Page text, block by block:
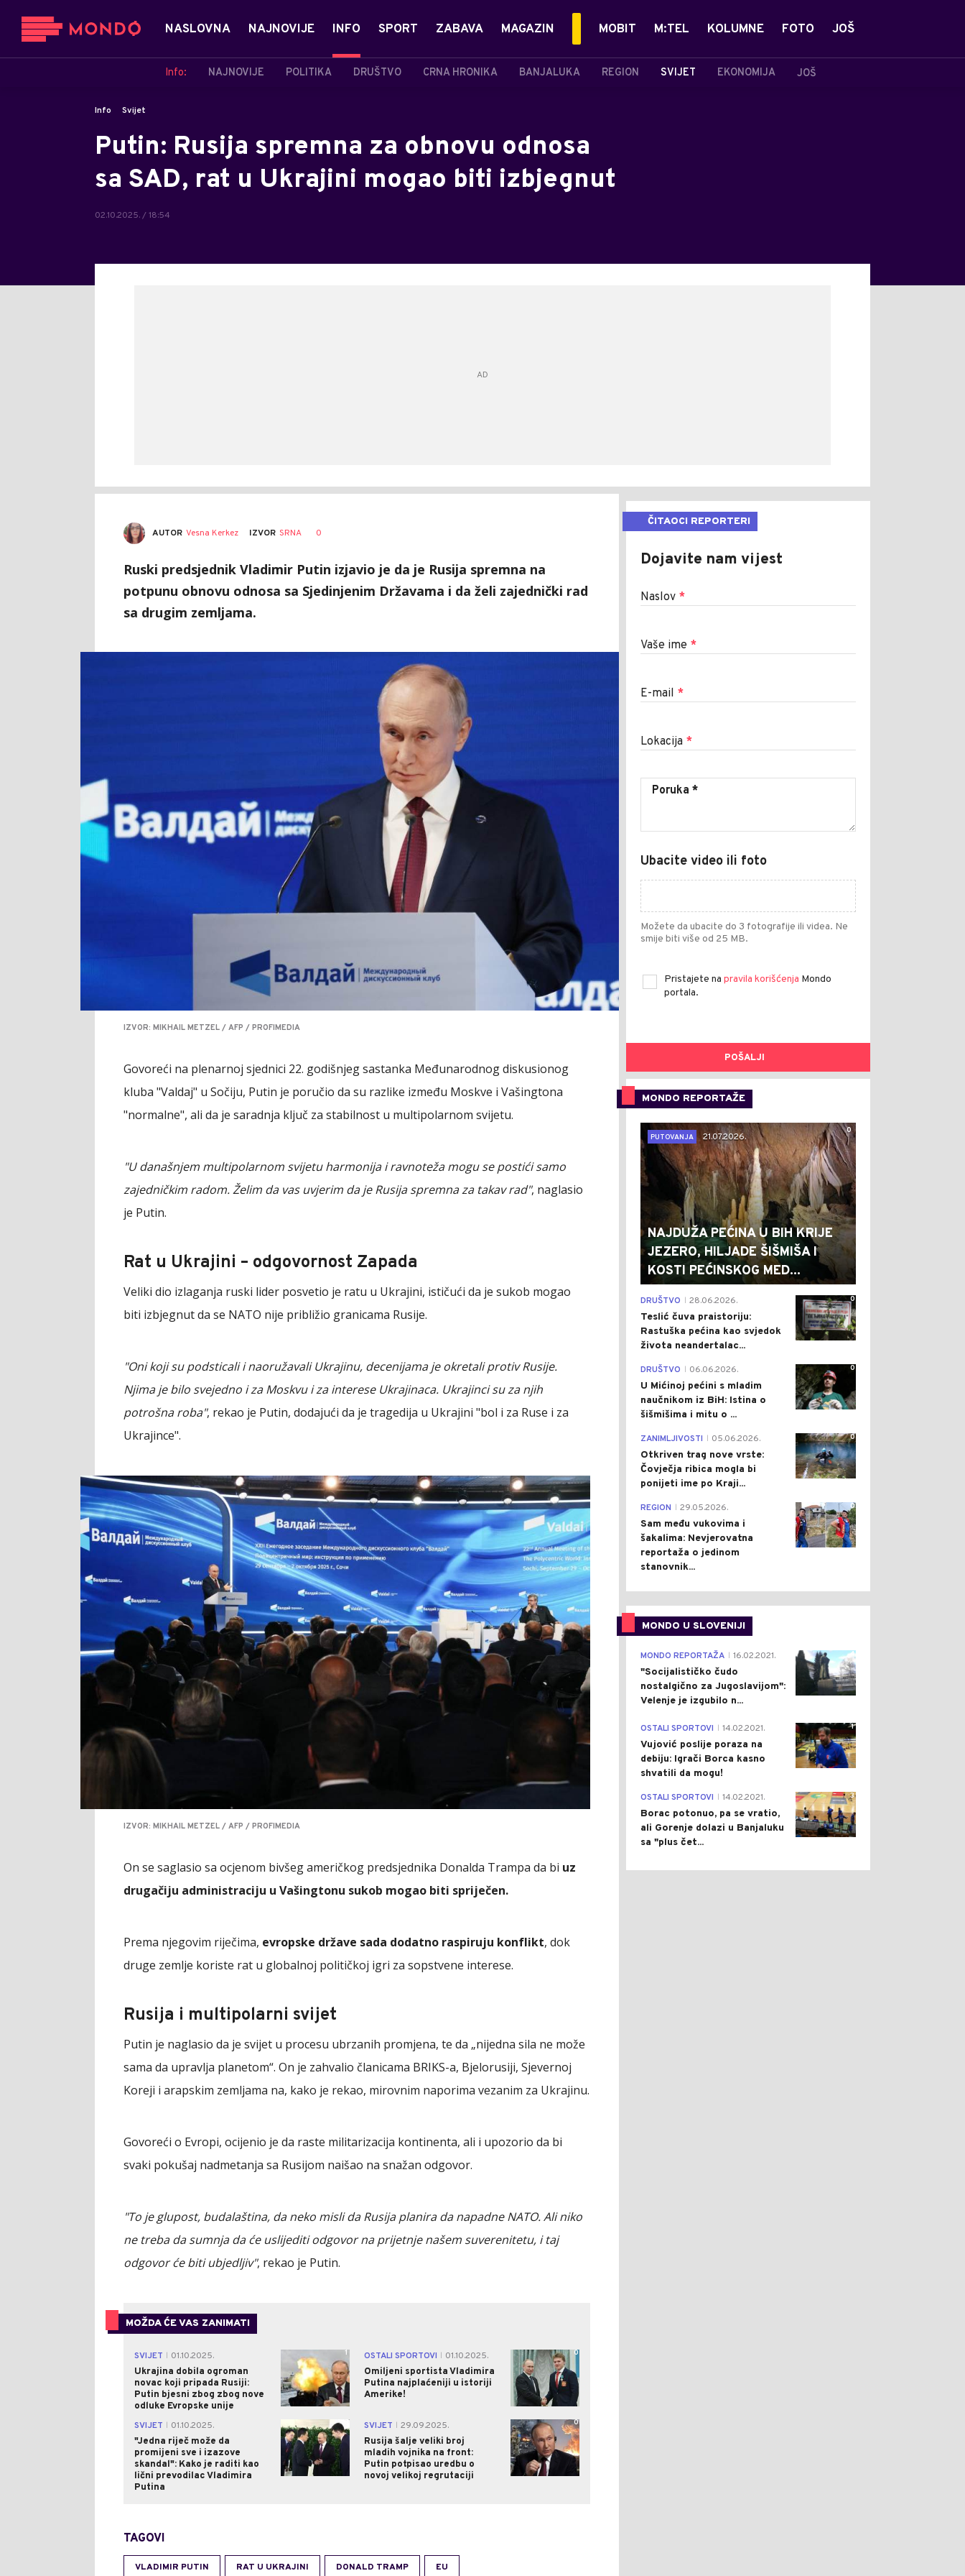
NASLOVNA NAJNOVIJE INFO
Info: NAJNOVIJE POLITIKA DRUŠTVO CRNA HRONIKA BANJALUKA REGION SVIJET EKONOMIJA JOŠ
SPORT ZABAVA MAGAZIN MOBIT M:TEL KOLUMNE FOTO JOŠ
Info Svijet
Putin: Rusija spremna za obnovu odnosa
sa SAD, rat u Ukrajini mogao biti izbjegnut
02.10.2025. / 18:54
AUTOR Vesna Kerkez IZVOR SRNA 0
Ruski predsjednik Vladimir Putin izjavio je da je Rusija spremna na
potpunu obnovu odnosa sa Sjedinjenim Državama i da želi zajednički rad
sa drugim zemljama.
IZVOR: MIKHAIL METZEL / AFP / PROFIMEDIA
Govoreći na plenarnoj sjednici 22. godišnjeg sastanka Međunarodnog diskusionog
kluba "Valdaj" u Sočiju, Putin je poručio da su razlike između Moskve i Vašingtona
"normalne", ali da je saradnja ključ za stabilnost u multipolarnom svijetu.
"U današnjem multipolarnom svijetu harmonija i ravnoteža mogu se postići samo
zajedničkim radom. Želim da vas uvjerim da je Rusija spremna za takav rad", naglasio
je Putin.
Rat u Ukrajini – odgovornost Zapada
Veliki dio izlaganja ruski lider posvetio je ratu u Ukrajini, ističući da je sukob mogao
biti izbjegnut da se NATO nije približio granicama Rusije.
"Oni koji su podsticali i naoružavali Ukrajinu, decenijama je okretali protiv Rusije.
Njima je bilo svejedno i za Moskvu i za interese Ukrajinaca. Ukrajinci su za njih
potrošna roba", rekao je Putin, dodajući da je tragedija u Ukrajini "bol i za Ruse i za
Ukrajince".
IZVOR: MIKHAIL METZEL / AFP / PROFIMEDIA
On se saglasio sa ocjenom bivšeg američkog predsjednika Donalda Trampa da bi uz
drugačiju administraciju u Vašingtonu sukob mogao biti spriječen.
Prema njegovim riječima, evropske države sada dodatno raspiruju konflikt, dok
druge zemlje koriste rat u globalnoj političkoj igri za sopstvene interese.
Rusija i multipolarni svijet
Putin je naglasio da je svijet u procesu ubrzanih promjena, te da „nijedna sila ne može
sama da upravlja planetom“. On je zahvalio članicama BRIKS-a, Bjelorusiji, Sjevernoj
Koreji i arapskim zemljama na, kako je rekao, mirovnim naporima vezanim za Ukrajinu.
Govoreći o Evropi, ocijenio je da raste militarizacija kontinenta, ali i upozorio da bi
svaki pokušaj nadmetanja sa Rusijom naišao na snažan odgovor.
"To je glupost, budalaština, da neko misli da Rusija planira da napadne NATO. Ali niko
ne treba da sumnja da će uslijediti odgovor na prijetnje našem suverenitetu, i taj
odgovor će biti ubjedljiv", rekao je Putin.
MOŽDA ĆE VAS ZANIMATI
SVIJET
01.10.2025.
Ukrajina dobila ogroman
novac koji pripada Rusiji:
Putin bjesni zbog zbog nove
odluke Evropske unije
1 OSTALI SPORTOVI
01.10.2025.
Omiljeni sportista Vladimira
Putina najplaćeniji u istoriji
Amerike!
0
SVIJET
01.10.2025.
"Jedna riječ može da
promijeni sve i izazove
skandal": Kako je raditi kao
lični prevodilac Vladimira
Putina
0 SVIJET
29.09.2025.
Rusija šalje veliki broj
mladih vojnika na front:
Putin potpisao uredbu o
novoj velikoj regrutaciji
0
TAGOVI
VLADIMIR PUTIN RAT U UKRAJINI DONALD TRAMP EU
ČITAOCI REPORTERI
Dojavite nam vijest
Naslov *
Vaše ime *
E-mail *
Lokacija *
Ubacite video ili foto
Možete da ubacite do 3 fotografije ili videa. Ne
smije biti više od 25 MB.
Pristajete na pravila korišćenja Mondo
portala.
POŠALJI
MONDO REPORTAŽE
0
PUTOVANJA
21.07.2026.
NAJDUŽA PEĆINA U BIH KRIJE
JEZERO, HILJADE ŠIŠMIŠA I
KOSTI PEĆINSKOG MED...
0
DRUŠTVO 28.06.2026.
Teslić čuva praistoriju:
Rastuška pećina kao svjedok
života neandertalac...
0
DRUŠTVO 06.06.2026.
U Mićinoj pećini s mladim
naučnikom iz BiH: Istina o
šišmišima i mitu o ...
0
ZANIMLJIVOSTI 05.06.2026.
Otkriven trag nove vrste:
Čovječja ribica mogla bi
ponijeti ime po Kraji...
0
REGION 29.05.2026.
Sam među vukovima i
šakalima: Nevjerovatna
reportaža o jedinom
stanovnik...
MONDO U SLOVENIJI
4
MONDO REPORTAŽA 16.02.2021.
"Socijalističko čudo
nostalgično za Jugoslavijom":
Velenje je izgubilo n...
1
OSTALI SPORTOVI 14.02.2021.
Vujović poslije poraza na
debiju: Igrači Borca kasno
shvatili da mogu!
3
OSTALI SPORTOVI 14.02.2021.
Borac potonuo, pa se vratio,
ali Gorenje dolazi u Banjaluku
sa "plus čet...